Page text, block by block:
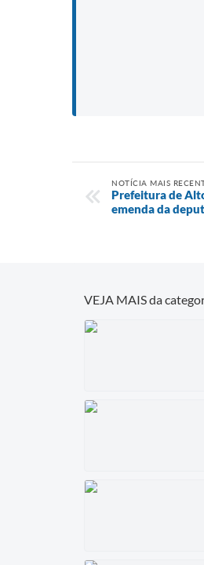
NOTÍCIA MAIS
Prefeitura de
emenda da
VEJA MAIS da